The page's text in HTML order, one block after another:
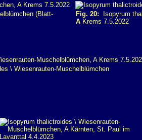
(Blatt-
Fig. 20: Isopyrum
A Krems 7.5.2022
\ Wiesenrauten-Muschelblümchen